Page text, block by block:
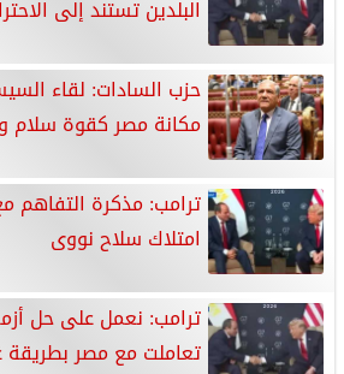
البلدين تستند إلى
حزب السادات: لقاء
مكانة مصر كقوة سلام
ترامب: مذكرة التفاهم
امتلاك سلاح نووى
ترامب: نعمل على حل
تعاملت مع مصر بطريقة